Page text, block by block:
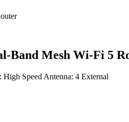
Band Mesh Wi-Fi 5
Speed Antenna: 4 External